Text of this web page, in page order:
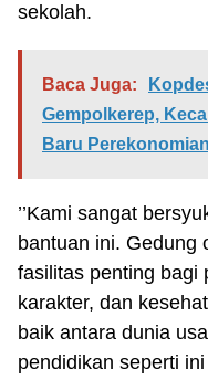
sekolah.
Baca Juga:
Gempolkerep,
Baru
’’Kami sangat
bantuan ini. Gedung
fasilitas penting bagi
karakter, dan
baik antara dunia
pendidikan seperti ini